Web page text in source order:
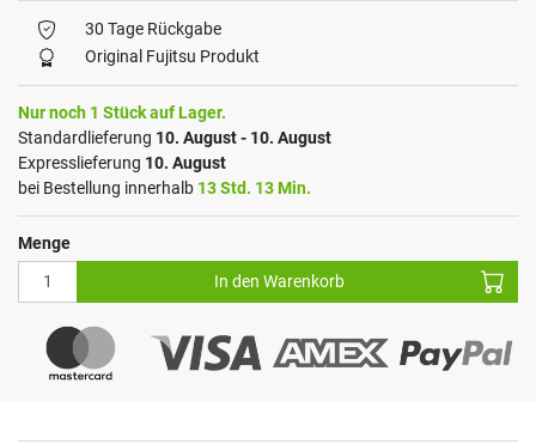
30 Tage Rückgabe
Original Fujitsu Produkt
Nur noch 1 Stück auf Lager.
Standardlieferung 10. August - 10. August
Expresslieferung 10. August
bei Bestellung innerhalb 13 Std. 13 Min.
Menge
In den Warenkorb